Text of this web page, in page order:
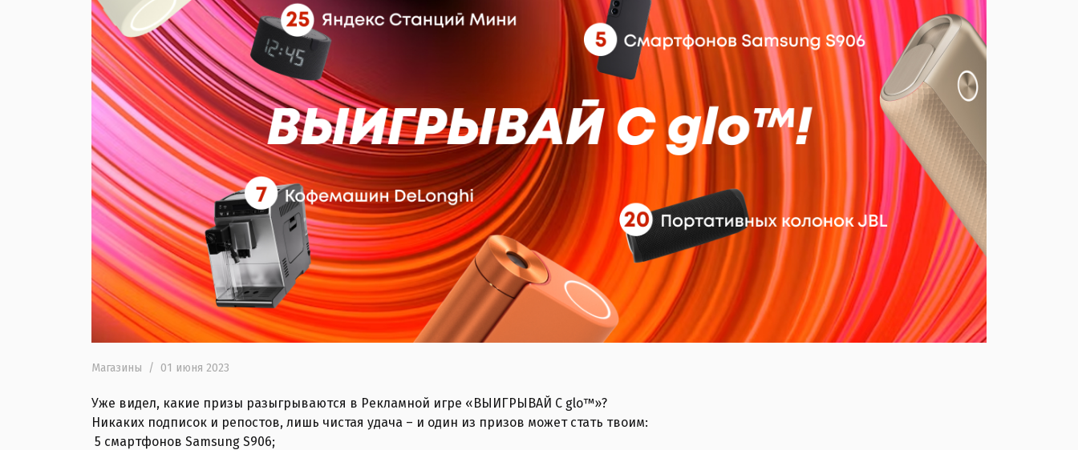
Магазины / 01 июня 2023
Уже видел, какие призы разыгрываются в Рекламной игре «ВЫИГРЫВАЙ С glo™»?
Никаких подписок и репостов, лишь чистая удача – и один из призов может стать твоим:
5 смартфонов Samsung S906;